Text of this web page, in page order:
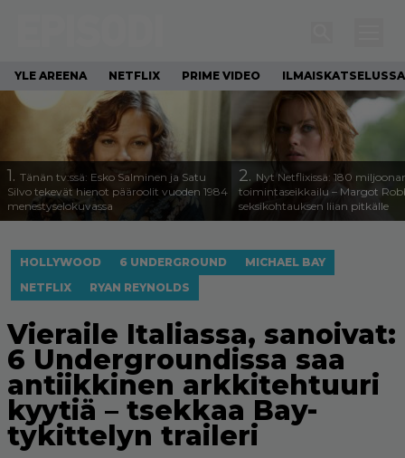
YLE AREENA NETFLIX PRIME VIDEO ILMAISKATSELUSSA
1. Tänän tv:ssä: Esko Salminen ja Satu
Silvo tekevät hienot pääroolit vuoden 1984
menestyselokuvassa
2. Nyt Netflixissä: 180
toimintaseikkailu – Margot
seksikohtauksen liian pitkälle
HOLLYWOOD 6 UNDERGROUND
MICHAEL BAY
NETFLIX
RYAN REYNOLDS
Vieraile Italiassa, sanoivat:
6 Undergroundissa saa
antiikkinen arkkitehtuuri
kyytiä – tsekkaa Bay-
tykittelyn traileri